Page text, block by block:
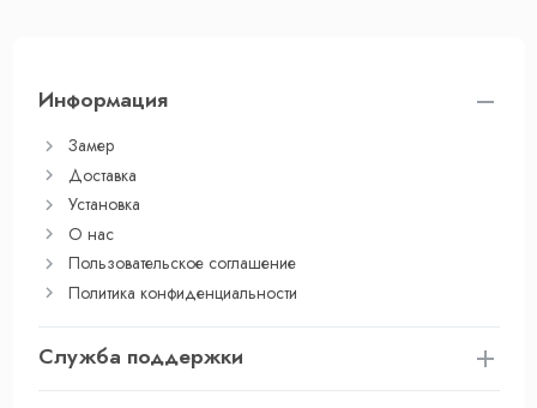
Информация
Замер
Доставка
Установка
О нас
Пользовательское соглашение
Политика конфиденциальности
Служба поддержки